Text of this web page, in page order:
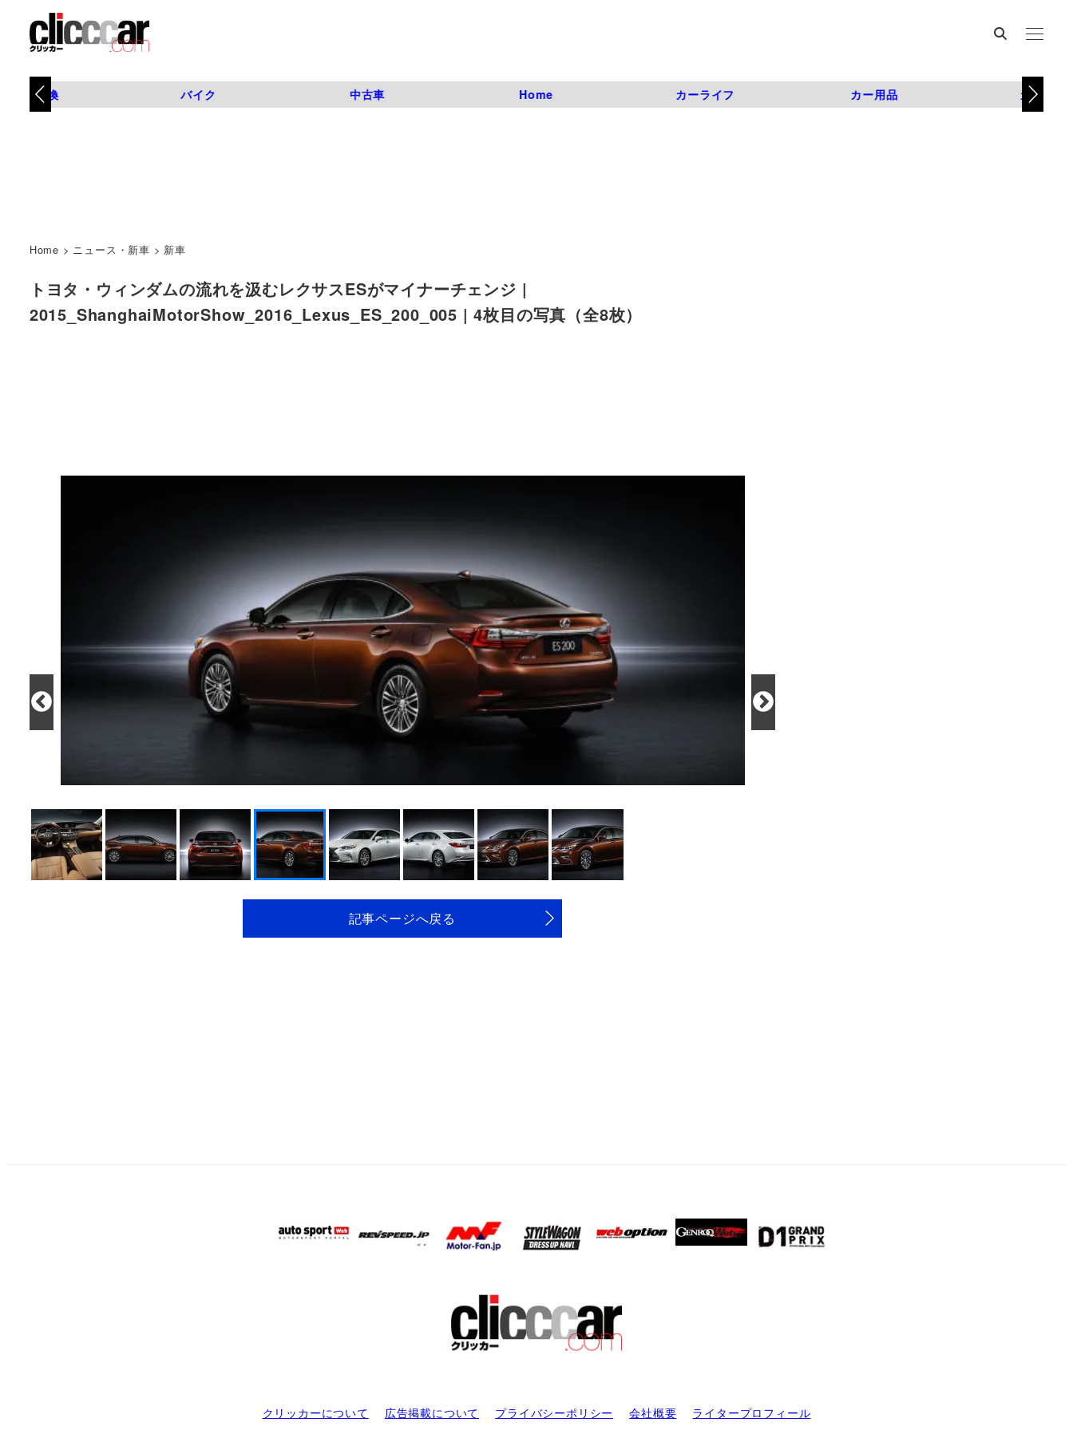
タイヤ交換 バイク 中古車 Home カーライフ カー用品 カスタム
Home > ニュース・新車 > 新車
トヨタ・ウィンダムの流れを汲むレクサスESがマイナーチェンジ |
2015_ShanghaiMotorShow_2016_Lexus_ES_200_005 | 4枚目の写真（全8枚）
記事ページへ戻る
クリッカーについて 広告掲載について プライバシーポリシー 会社概要 ライタープロフィール